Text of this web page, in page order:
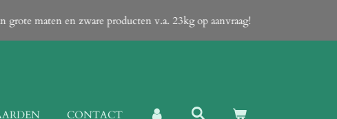
maten en zware producten v.a. 23kg op aanvraag!
CONTACT